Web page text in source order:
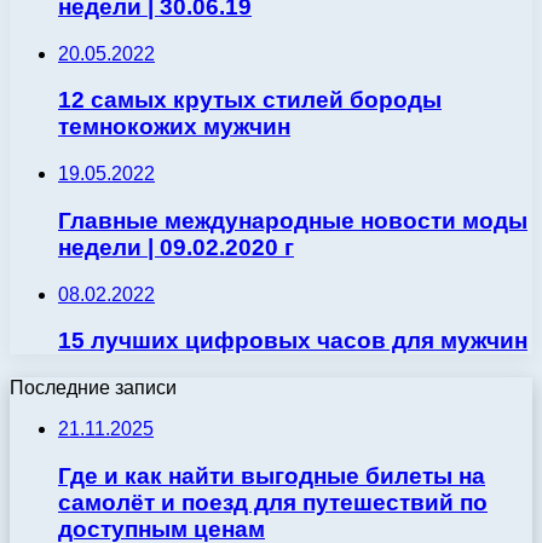
недели | 30.06.19
20.05.2022
12 самых крутых стилей бороды
темнокожих мужчин
19.05.2022
Главные международные новости моды
недели | 09.02.2020 г
08.02.2022
15 лучших цифровых часов для мужчин
Последние записи
21.11.2025
Где и как найти выгодные билеты на
самолёт и поезд для путешествий по
доступным ценам